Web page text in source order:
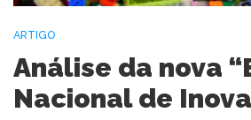
ARTIGO
Análise da nova
Nacional de